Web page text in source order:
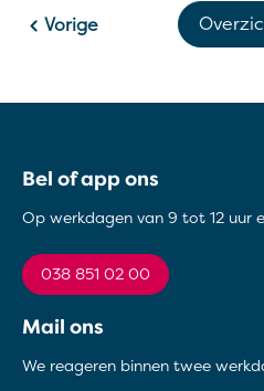
Vorige
Contactinformatie
Bel of app ons
Op werkdagen van 9 tot 12 uur
038 851 02 00
Mail ons
We reageren binnen twee